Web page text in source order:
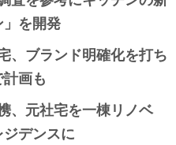
を開発
、ブランド明確化を打ち
画も
、元社宅を一棟リノベ
デンスに